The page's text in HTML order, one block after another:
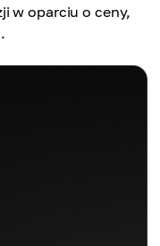
w oparciu o ceny,